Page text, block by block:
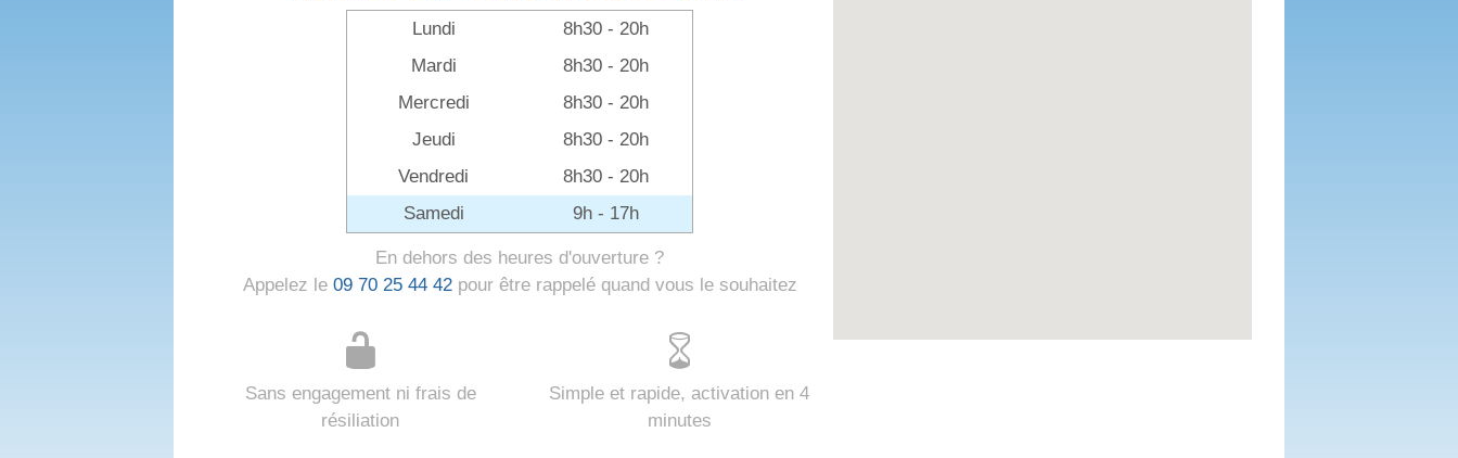
Lundi
8h30 - 20h
Mardi
8h30 - 20h
Mercredi
8h30 - 20h
Jeudi
8h30 - 20h
Vendredi
8h30 - 20h
Samedi
9h - 17h
En dehors des heures d'ouverture ?
Appelez le 09 70 25 44 42pour être rappelé quand vous le souhaitez
Sans engagement ni frais de
résiliation
Simple et rapide, activation en 4
minutes